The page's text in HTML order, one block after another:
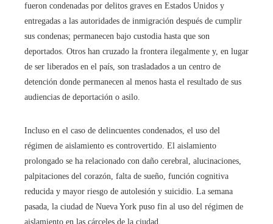
fueron condenadas por delitos graves en Estados Unidos y
entregadas a las autoridades de inmigración después de cumplir
sus condenas; permanecen bajo custodia hasta que son
deportados. Otros han cruzado la frontera ilegalmente y, en lugar
de ser liberados en el país, son trasladados a un centro de
detención donde permanecen al menos hasta el resultado de sus
audiencias de deportación o asilo.
Incluso en el caso de delincuentes condenados, el uso del
régimen de aislamiento es controvertido. El aislamiento
prolongado se ha relacionado con daño cerebral, alucinaciones,
palpitaciones del corazón, falta de sueño, función cognitiva
reducida y mayor riesgo de autolesión y suicidio. La semana
pasada, la ciudad de Nueva York puso fin al uso del régimen de
aislamiento en las cárceles de la ciudad.